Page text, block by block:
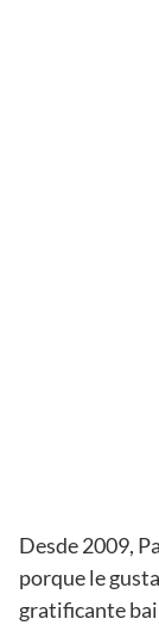
Desde 2009,
porque le
gratificante